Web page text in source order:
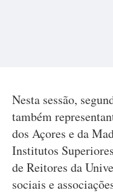
Nesta sessão,
também
dos Açores e da
Institutos
de Reitores da
sociais e